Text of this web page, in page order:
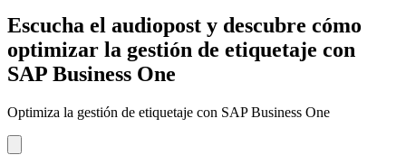
Escucha el audiopost y descubre cómo
optimizar la gestión de etiquetaje con
SAP Business One
Optimiza la gestión de etiquetaje con SAP Business One